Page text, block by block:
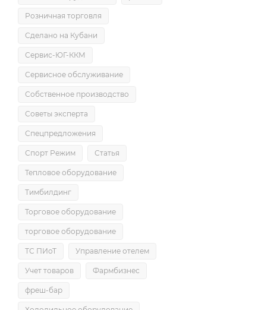
Розничная торговля
Сделано на Кубани
Сервис-ЮГ-ККМ
Сервисное обслуживание
Собственное производство
Советы эксперта
Спецпредложения
Спорт Режим Статья
Тепловое оборудование
Тимбилдинг
Торговое оборудование
торговое оборудование
ТС ПИоТ Управление отелем
Учет товаров Фармбизнес
фреш-бар